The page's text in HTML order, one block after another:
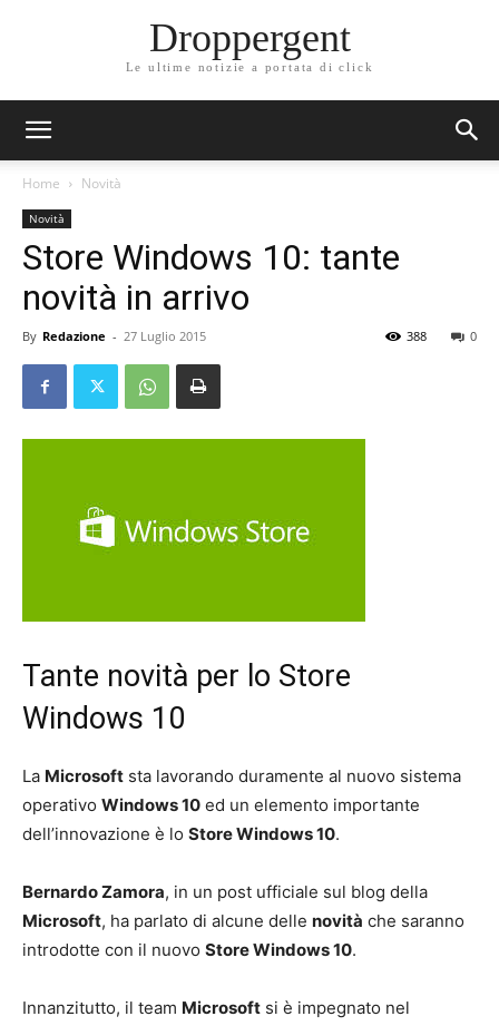
Droppergent
Le ultime notizie a portata di click
Home Novità
Novità
Store Windows 10: tante
novità in arrivo
By Redazione - 27 Luglio 2015 0
388
Tante novità per lo Store
Windows 10
La Microsoft sta lavorando duramente al nuovo sistema
operativo Windows 10 ed un elemento importante
dell’innovazione è lo Store Windows 10.
Bernardo Zamora, in un post ufficiale sul blog della
Microsoft, ha parlato di alcune delle novità che saranno
introdotte con il nuovo Store Windows 10.
Innanzitutto, il team Microsoft si è impegnato nel